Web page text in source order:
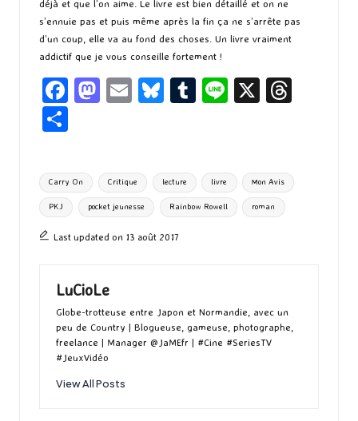
déjà et que l’on aime. Le livre est bien détaillé et on ne
s’ennuie pas et puis même après la fin ça ne s’arrête pas
d’un coup, elle va au fond des choses. Un livre vraiment
addictif que je vous conseille fortement !
Fa
o
o
k
M
d
o
n
E
l
Bl
ky
T
bl
r
Li X
ta
g
er
Tags:
Carry On Critique lecture livre Mon Avis
PKJ pocket jeunesse Rainbow Rowell roman
Last updated on 13 août 2017
LuCioLe
Globe-trotteuse entre Japon et Normandie, avec un
peu de Country | Blogueuse, gameuse, photographe,
freelance | Manager @JaMEfr | #Cine #SeriesTV
#JeuxVidéo
View All Posts